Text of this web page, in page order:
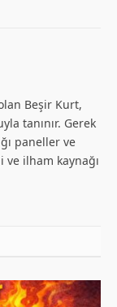
Beşir Kurt,
tanınır. Gerek
paneller ve
ilham kaynağı